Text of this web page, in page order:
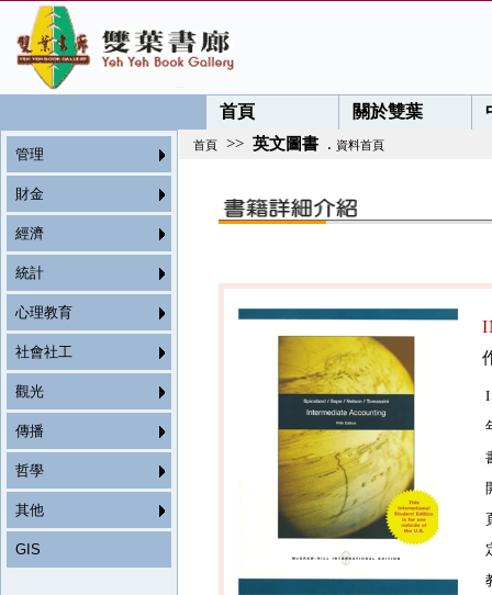
首頁 關於雙葉
管理
財金
經濟
統計
心理教育
社會社工
觀光
傳播
哲學
其他
GIS
首頁 >> 英文圖書 . 資料首頁